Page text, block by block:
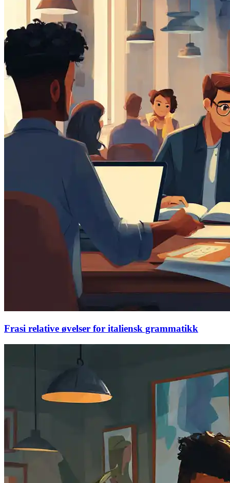
Frasi relative øvelser for italiensk grammatikk